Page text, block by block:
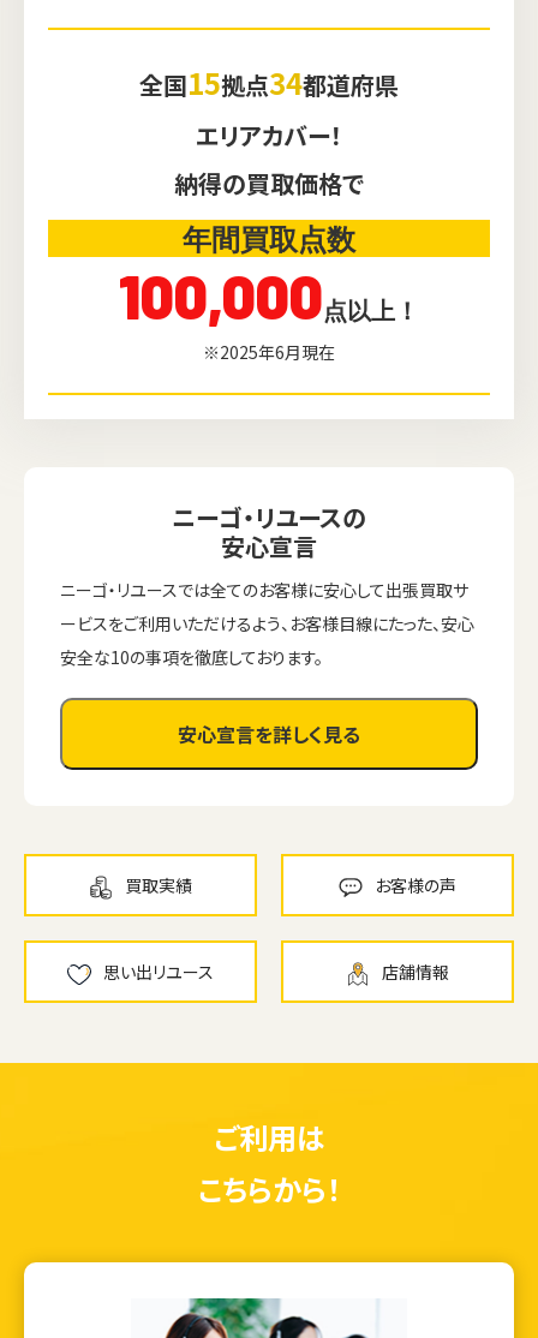
かんたん査定見積 0120-1212-25
全国15拠点34都道府県
エリアカバー！
納得の買取価格で
年間買取点数
100,000点以上！
※2025年6月現在
ニーゴ・リユースの
安心宣言
ニーゴ・リユースでは全てのお客様に安心して出張買取サ
ービスをご利用いただけるよう、お客様目線にたった、安心
安全な10の事項を徹底しております。
安心宣言を詳しく見る
買取実績 お客様の声
思い出リユース 店舗情報
ご利用は
こちらから！